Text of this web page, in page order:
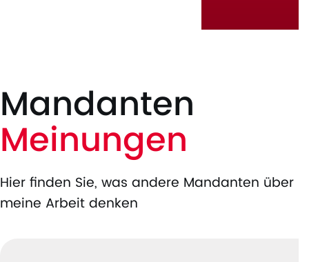
Mandanten
Meinungen
Hier finden Sie, was andere Mandanten über
meine Arbeit denken